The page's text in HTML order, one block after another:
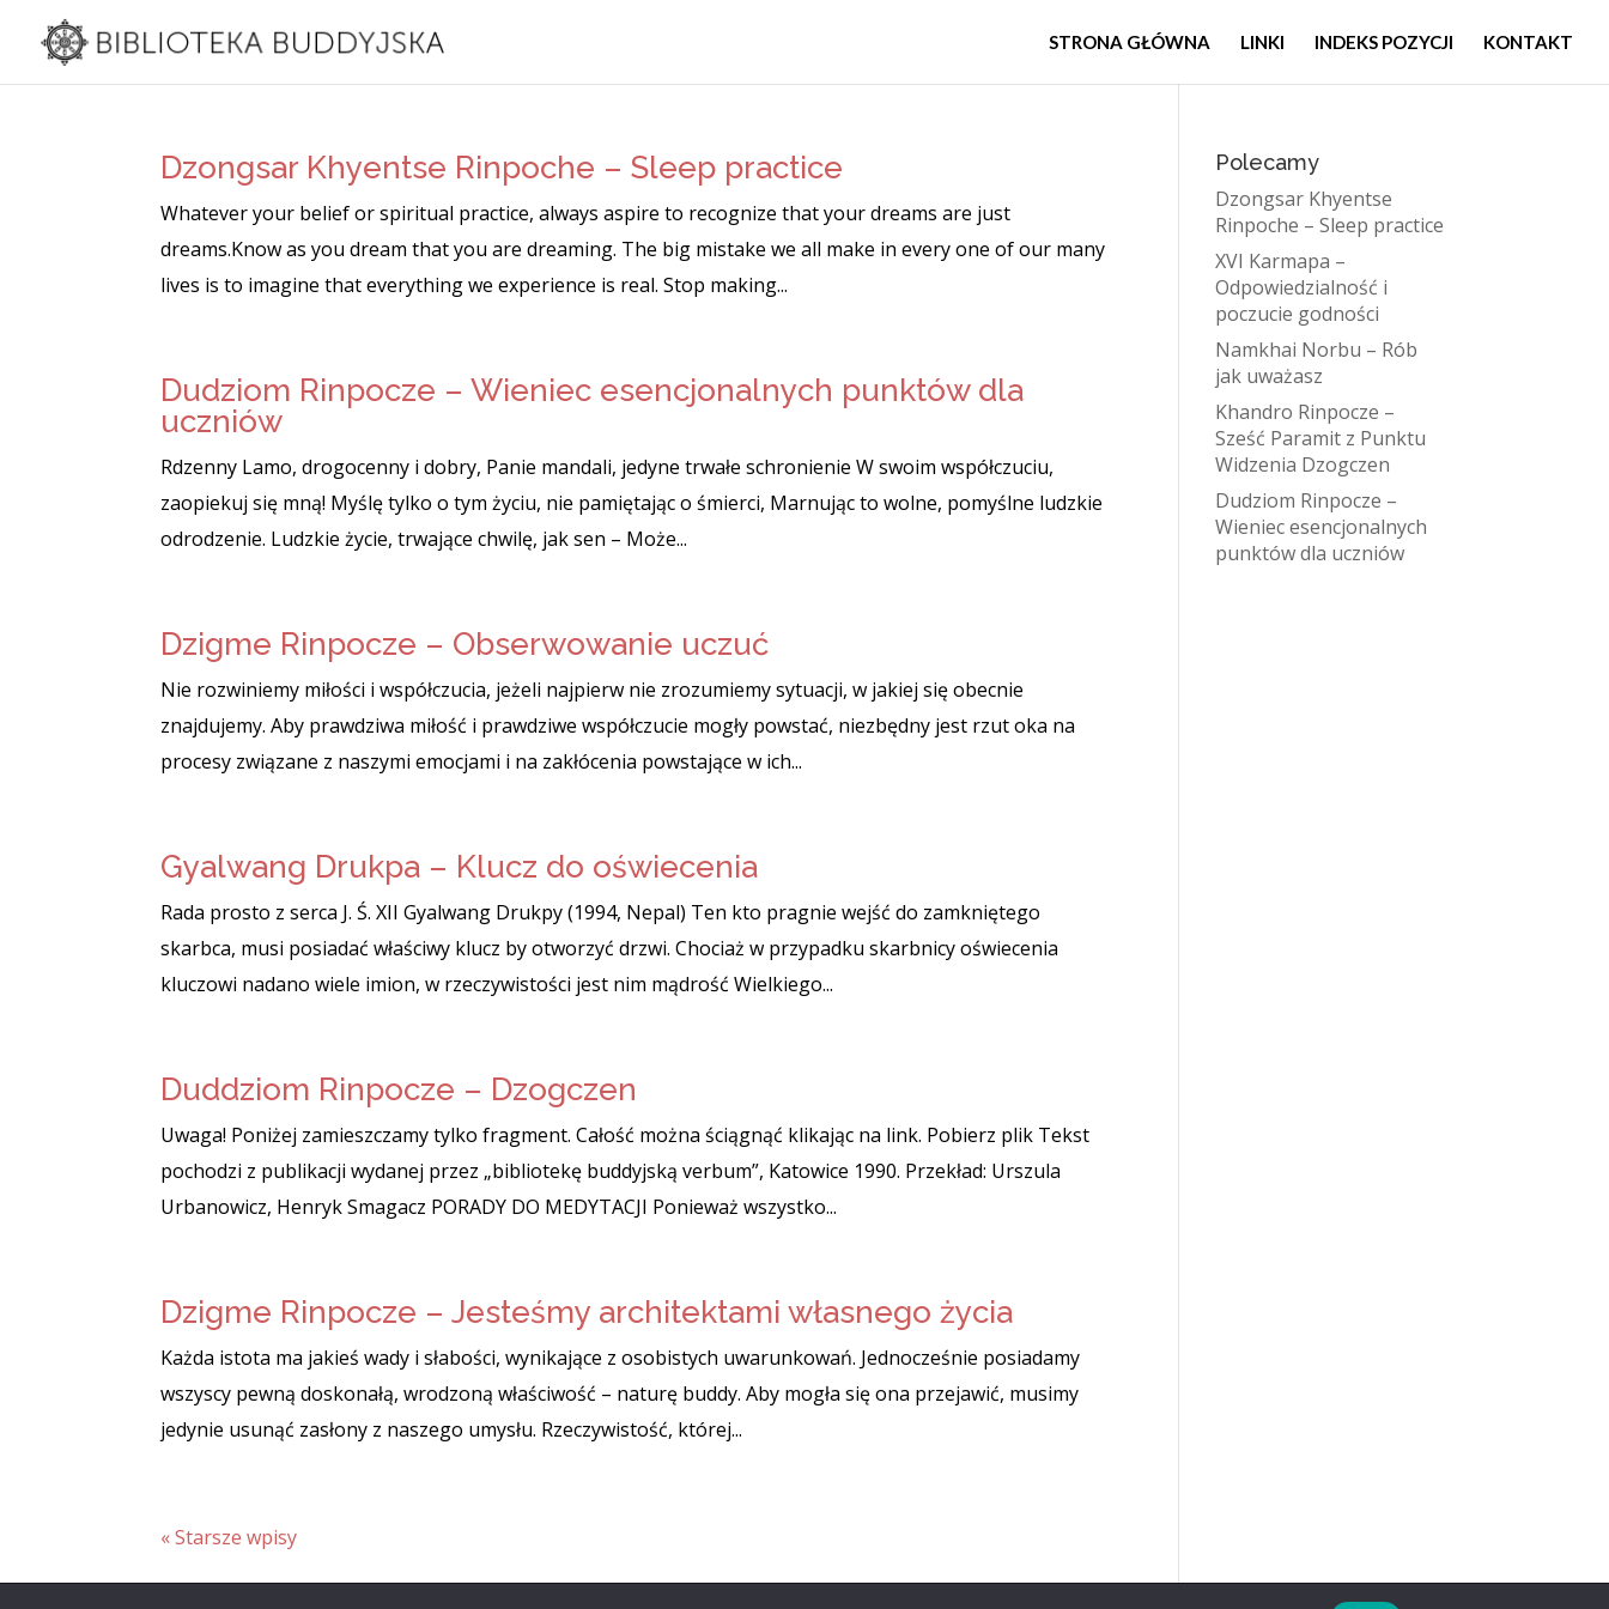
STRONA GŁÓWNA LINKI INDEKS POZYCJI KONTAKT
Dzongsar Khyentse Rinpoche – Sleep practice
Whatever your belief or spiritual practice, always aspire to recognize that your dreams are just
dreams.Know as you dream that you are dreaming. The big mistake we all make in every one of our many
lives is to imagine that everything we experience is real. Stop making...
Dudziom Rinpocze – Wieniec esencjonalnych punktów dla
uczniów
Rdzenny Lamo, drogocenny i dobry, Panie mandali, jedyne trwałe schronienie W swoim współczuciu,
zaopiekuj się mną! Myślę tylko o tym życiu, nie pamiętając o śmierci, Marnując to wolne, pomyślne ludzkie
odrodzenie. Ludzkie życie, trwające chwilę, jak sen – Może...
Dzigme Rinpocze – Obserwowanie uczuć
Nie rozwiniemy miłości i współczucia, jeżeli najpierw nie zrozumiemy sytuacji, w jakiej się obecnie
znajdujemy. Aby prawdziwa miłość i prawdziwe współczucie mogły powstać, niezbędny jest rzut oka na
procesy związane z naszymi emocjami i na zakłócenia powstające w ich...
Gyalwang Drukpa – Klucz do oświecenia
Rada prosto z serca J. Ś. XII Gyalwang Drukpy (1994, Nepal) Ten kto pragnie wejść do zamkniętego
skarbca, musi posiadać właściwy klucz by otworzyć drzwi. Chociaż w przypadku skarbnicy oświecenia
kluczowi nadano wiele imion, w rzeczywistości jest nim mądrość Wielkiego...
Duddziom Rinpocze – Dzogczen
Uwaga! Poniżej zamieszczamy tylko fragment. Całość można ściągnąć klikając na link. Pobierz plik Tekst
pochodzi z publikacji wydanej przez „bibliotekę buddyjską verbum”, Katowice 1990. Przekład: Urszula
Urbanowicz, Henryk Smagacz PORADY DO MEDYTACJI Ponieważ wszystko...
Dzigme Rinpocze – Jesteśmy architektami własnego życia
Każda istota ma jakieś wady i słabości, wynikające z osobistych uwarunkowań. Jednocześnie posiadamy
wszyscy pewną doskonałą, wrodzoną właściwość – naturę buddy. Aby mogła się ona przejawić, musimy
jedynie usunąć zasłony z naszego umysłu. Rzeczywistość, której...
« Starsze wpisy
Polecamy
Dzongsar Khyentse
Rinpoche – Sleep practice
XVI Karmapa –
Odpowiedzialność i
poczucie godności
Namkhai Norbu – Rób
jak uważasz
Khandro Rinpocze –
Sześć Paramit z Punktu
Widzenia Dzogczen
Dudziom Rinpocze –
Wieniec esencjonalnych
punktów dla uczniów